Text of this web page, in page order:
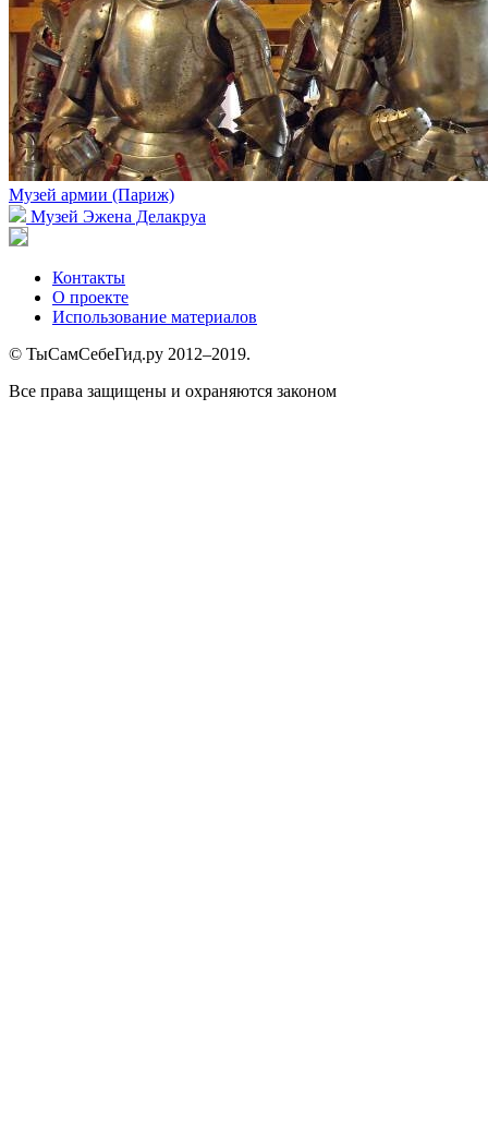
Музей армии (Париж)
Музей Эжена Делакруа
Контакты
О проекте
Использование материалов
© ТыСамСебеГид.ру 2012–2019.
Все права защищены и охраняются законом